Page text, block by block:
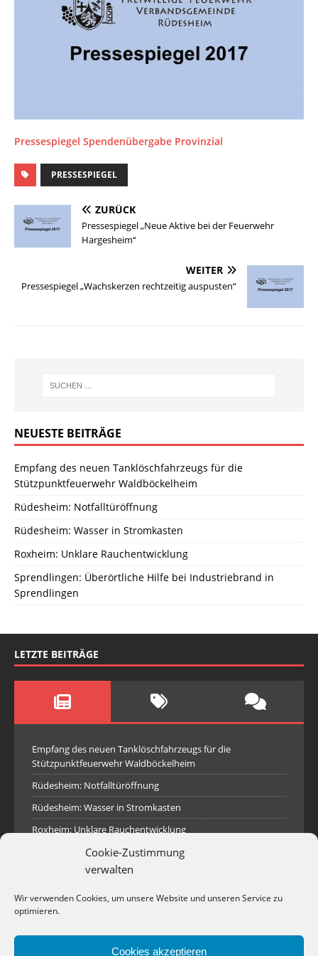
Cookie-Zustimmung
verwalten
Wir verwenden Cookies, um unsere Website und unseren Service zu
optimieren.
Cookies akzeptieren
Pressespiegel Spendenübergabe Provinzial
PRESSESPIEGEL
ZURÜCK
Pressespiegel „Neue Aktive bei der Feuerwehr
Hargesheim“
WEITER
Pressespiegel „Wachskerzen rechtzeitig auspusten“
NEUESTE BEITRÄGE
Empfang des neuen Tanklöschfahrzeugs für die
Stützpunktfeuerwehr Waldböckelheim
Rüdesheim: Notfalltüröffnung
Rüdesheim: Wasser in Stromkasten
Roxheim: Unklare Rauchentwicklung
Sprendlingen: Überörtliche Hilfe bei Industriebrand in
Sprendlingen
LETZTE BEITRÄGE
Empfang des neuen Tanklöschfahrzeugs für die
Stützpunktfeuerwehr Waldböckelheim
Rüdesheim: Notfalltüröffnung
Rüdesheim: Wasser in Stromkasten
Roxheim: Unklare Rauchentwicklung
Sprendlingen: Überörtliche Hilfe bei Industriebrand in
Sprendlingen
Rüdesheim: Aufgerissener Dieseltank